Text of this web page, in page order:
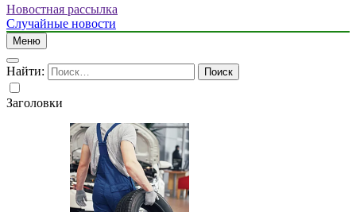
Новостная рассылка
Случайные новости
Меню
Найти:
Заголовки